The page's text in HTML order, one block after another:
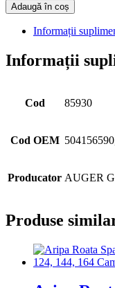
Adaugă în coș
Informații
Informații
Cod 85930
Cod OEM
Producator AUGER
Produse